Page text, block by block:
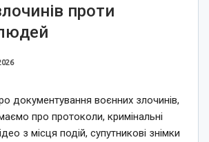
проти
документування воєнних злочинів,
про протоколи, кримінальні
з місця подій, супутникові знімки